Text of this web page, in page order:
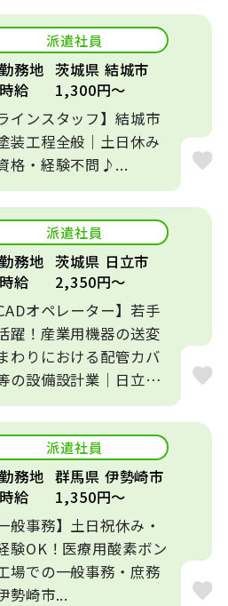
派遣社員
勤務地 茨城県 結城市
時給
1,300円～
ラインスタッフ】結城市
装工程全般｜土日休み
格・経験不問♪...
派遣社員
勤務地 茨城県 日立市
時給
2,350円～
CADオペレーター】若手
躍！産業用機器の送変
わりにおける配管カバ
の設備設計業｜日立
派遣社員
勤務地 群馬県 伊勢崎市
時給
1,350円～
一般事務】土日祝休み・
験OK！医療用酸素ボン
場での一般事務・庶務
勢崎市...